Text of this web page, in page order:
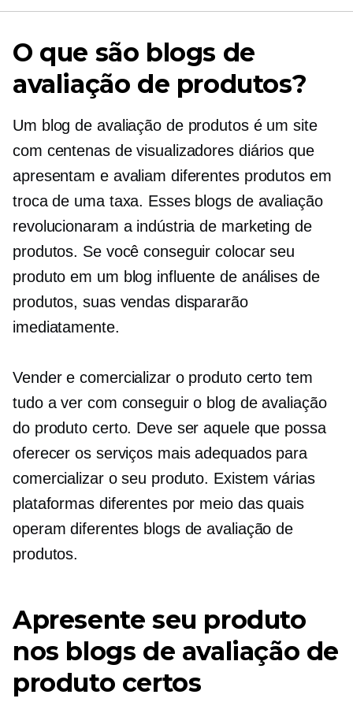
O que são blogs de
avaliação de produtos?
Um blog de avaliação de produtos é um site
com centenas de visualizadores diários que
apresentam e avaliam diferentes produtos em
troca de uma taxa. Esses blogs de avaliação
revolucionaram a indústria de marketing de
produtos. Se você conseguir colocar seu
produto em um blog influente de análises de
produtos, suas vendas dispararão
imediatamente.
Vender e comercializar o produto certo tem
tudo a ver com conseguir o blog de avaliação
do produto certo. Deve ser aquele que possa
oferecer os serviços mais adequados para
comercializar o seu produto. Existem várias
plataformas diferentes por meio das quais
operam diferentes blogs de avaliação de
produtos.
Apresente seu produto
nos blogs de avaliação de
produto certos